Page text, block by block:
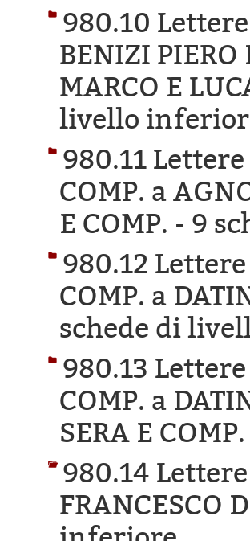
980.10
BENIZI PIERO
MARCO E
livello
980.11
COMP. a
E COMP. - 9
980.12
COMP. a
schede di
980.13
COMP. a
SERA E
980.14
FRANCESCO